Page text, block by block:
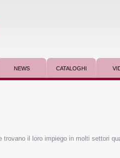
NEWS CATALOGHI
trovano il loro impiego in molti settori